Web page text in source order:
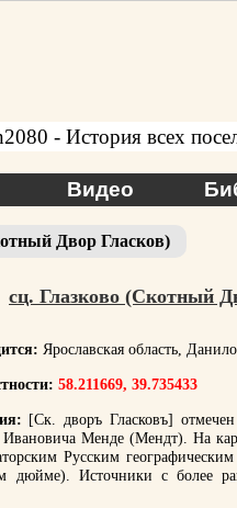
- История всех
Видео
Двор Гласков)
сц. Глазково (Скотный
Ярославская область,
58.211669, 39.735433
[Ск. дворъ Гласковъ]
Ивановича Менде (Мендт). На
Русским
дюйме). Источники с более